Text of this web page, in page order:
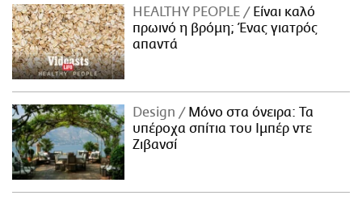
HEALTHY PEOPLE
Είναι καλό
πρωινό η βρόμη; Ένας γιατρός
απαντά
Design
Μόνο στα όνειρα: Τα
υπέροχα σπίτια του Ιμπέρ ντε
Ζιβανσί